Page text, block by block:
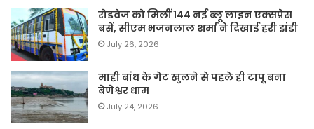
रोडवेज को मिलीं 144 नई ब्लू लाइन एक्सप्रेस
बसें, सीएम भजनलाल शर्मा ने दिखाई हरी झंडी
July 26, 2026
माही बांध के गेट खुलने से पहले ही टापू बना
बेणेश्वर धाम
July 24, 2026